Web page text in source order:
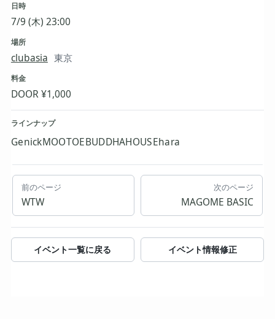
日時
7/9 (木) 23:00
場所
clubasia 東京
料金
DOOR ¥1,000
ラインナップ
GenickMOOTOEBUDDHAHOUSEhara
前のページ
WTW
次のページ
MAGOME BASIC
イベント一覧に戻る イベント情報修正